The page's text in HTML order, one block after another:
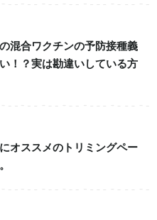
混合ワクチンの予防接種義
！？実は勘違いしている方
オススメのトリミングペー